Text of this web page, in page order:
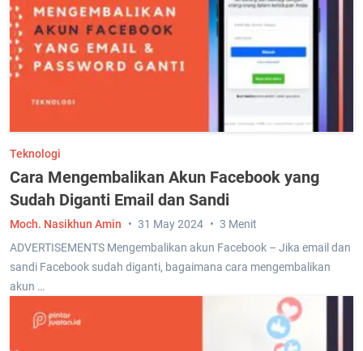
Teknologi
Cara Mengembalikan Akun Facebook yang
Sudah Diganti Email dan Sandi
ADVERTISEMENTS Mengembalikan akun Facebook – Jika email dan
sandi Facebook sudah diganti, bagaimana cara mengembalikan
akun …
Moch. Nasikhun Amin 31 May 2024 3 Menit